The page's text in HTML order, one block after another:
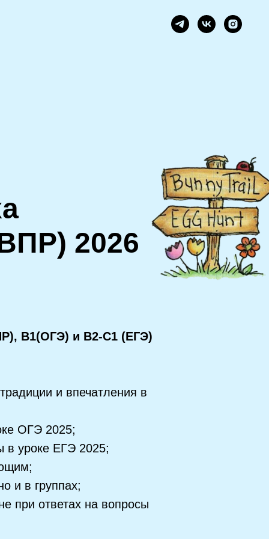
2026
B1(ОГЭ) и B2-C1 (ЕГЭ)
и впечатления в
ОГЭ 2025;
в уроке ЕГЭ 2025;
и в группах;
при ответах на вопросы